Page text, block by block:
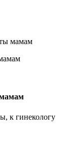
мамам
к гинекологу